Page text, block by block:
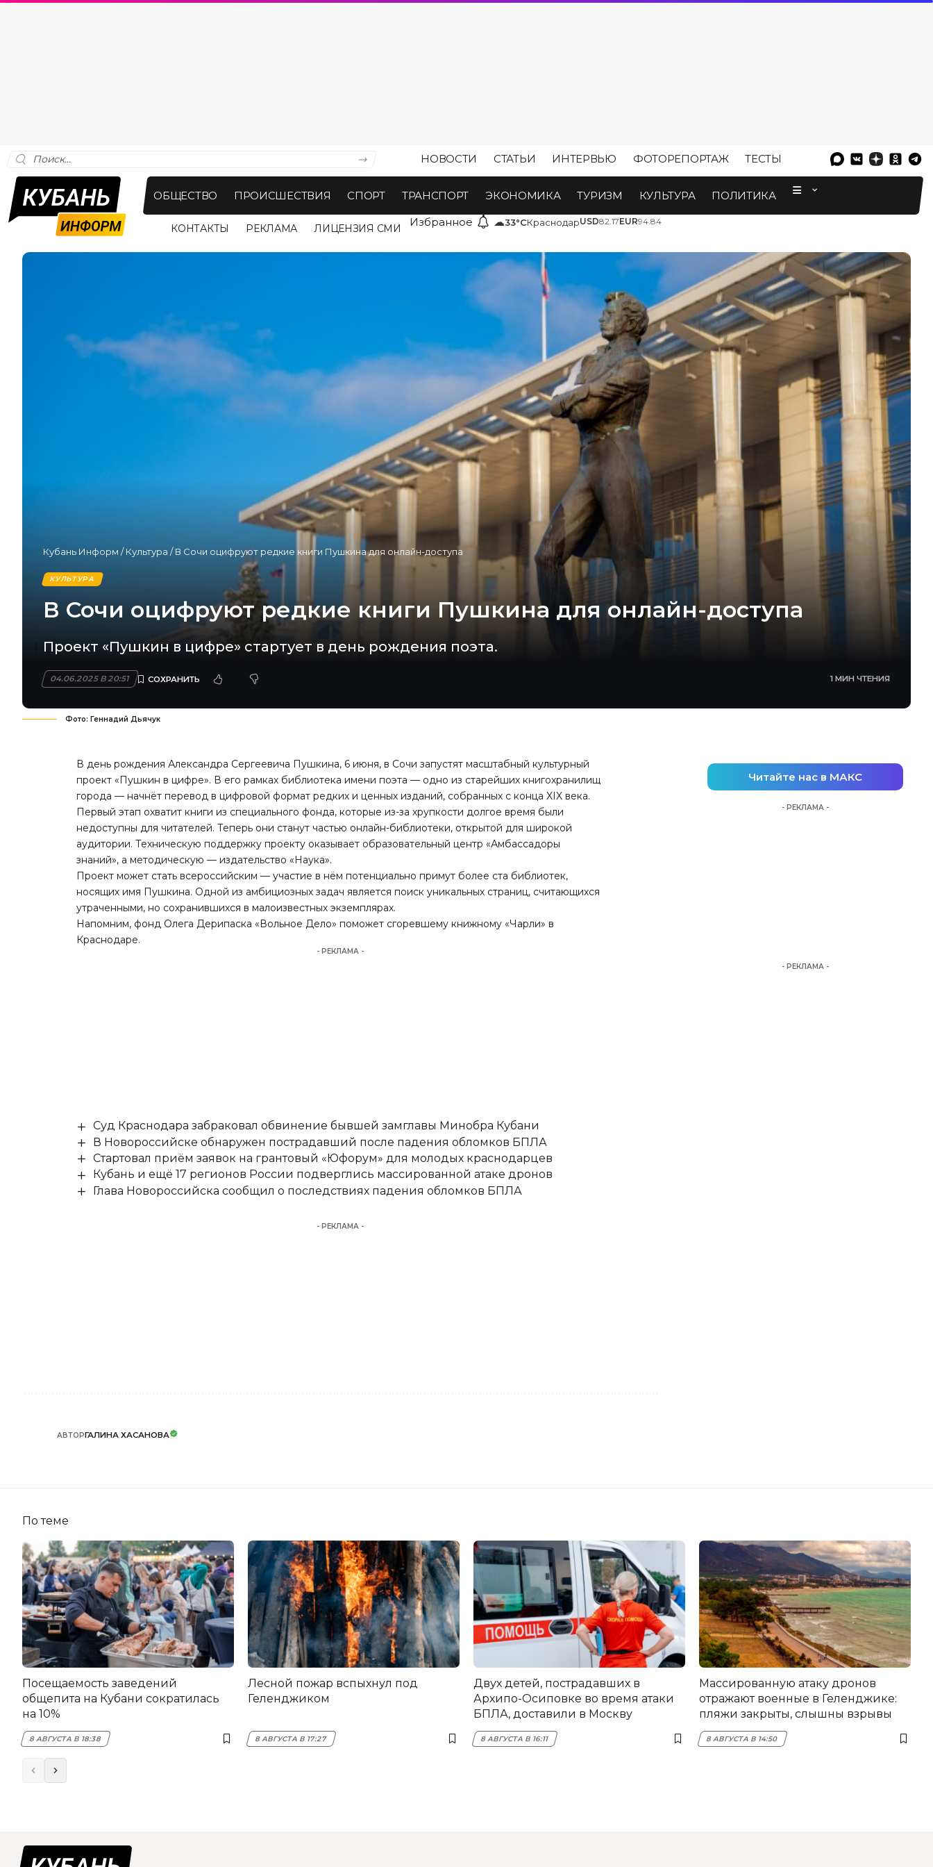
НОВОСТИ СТАТЬИ ИНТЕРВЬЮ ФОТОРЕПОРТАЖ ТЕСТЫ
ОБЩЕСТВО ПРОИСШЕСТВИЯ СПОРТ ТРАНСПОРТ ЭКОНОМИКА ТУРИЗМ КУЛЬТУРА ПОЛИТИКА
КОНТАКТЫ РЕКЛАМА ЛИЦЕНЗИЯ СМИ Избранное ☁33°CКраснодарUSD82.17EUR94.84
Кубань Информ /Культура /В Сочи оцифруют редкие книги Пушкина для онлайн-доступа
КУЛЬТУРА
В Сочи оцифруют редкие книги Пушкина для онлайн-доступа
Проект «Пушкин в цифре» стартует в день рождения поэта.
04.06.2025 В 20:51 1 МИН ЧТЕНИЯ
Фото: Геннадий Дьячук
В день рождения Александра Сергеевича Пушкина, 6 июня, в Сочи запустят масштабный культурный
проект «Пушкин в цифре». В его рамках библиотека имени поэта — одно из старейших книгохранилищ
города — начнёт перевод в цифровой формат редких и ценных изданий, собранных с конца XIX века.
Первый этап охватит книги из специального фонда, которые из-за хрупкости долгое время были
недоступны для читателей. Теперь они станут частью онлайн-библиотеки, открытой для широкой
аудитории. Техническую поддержку проекту оказывает образовательный центр «Амбассадоры
знаний», а методическую — издательство «Наука».
Проект может стать всероссийским — участие в нём потенциально примут более ста библиотек,
носящих имя Пушкина. Одной из амбициозных задач является поиск уникальных страниц, считающихся
утраченными, но сохранившихся в малоизвестных экземплярах.
Напомним, фонд Олега Дерипаска «Вольное Дело» поможет сгоревшему книжному «Чарли» в
Краснодаре.
- РЕКЛАМА -
Суд Краснодара забраковал обвинение бывшей замглавы Минобра Кубани
В Новороссийске обнаружен пострадавший после падения обломков БПЛА
Стартовал приём заявок на грантовый «Юфорум» для молодых краснодарцев
Кубань и ещё 17 регионов России подверглись массированной атаке дронов
Глава Новороссийска сообщил о последствиях падения обломков БПЛА
- РЕКЛАМА -
АВТОРГАЛИНА ХАСАНОВА
Читайте нас в МАКС
- РЕКЛАМА -
- РЕКЛАМА -
По теме
Посещаемость заведений
общепита на Кубани сократилась
на 10%
8 АВГУСТА В 18:38
Лесной пожар вспыхнул под
Геленджиком
8 АВГУСТА В 17:27
Двух детей, пострадавших в
Архипо-Осиповке во время атаки
БПЛА, доставили в Москву
8 АВГУСТА В 16:11
Массированную атаку дронов
отражают военные в Геленджике:
пляжи закрыты, слышны взрывы
8 АВГУСТА В 14:50